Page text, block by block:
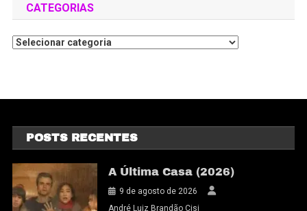
CATEGORIAS
POSTS RECENTES
A Última Casa (2026)
9 de agosto de 2026
André Luiz Brandão Cisi